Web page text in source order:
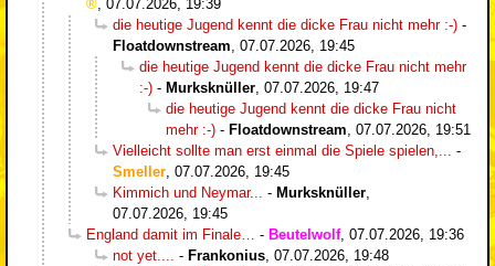
07.07.2026, 19:39
die heutige Jugend kennt die dicke Frau nicht mehr :-) -
Floatdownstream 07.07.2026, 19:45
die heutige Jugend kennt die dicke Frau nicht mehr
:-) - Murksknüller 07.07.2026, 19:47
die heutige Jugend kennt die dicke Frau nicht
mehr :-) - Floatdownstream 07.07.2026, 19:51
Vielleicht sollte man erst einmal die Spiele spielen,...
-
Smeller 07.07.2026, 19:45
Kimmich und Neymar...
- Murksknüller
07.07.2026, 19:45
England damit im Finale…
- Beutelwolf, 07.07.2026, 19:36
not yet....
- Frankonius 07.07.2026, 19:48